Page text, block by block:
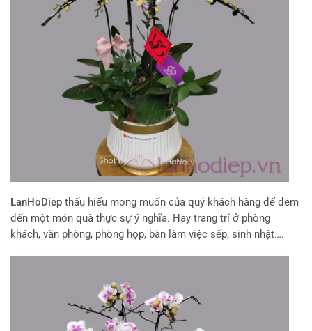
LanHoDiep thấu hiểu mong muốn của quý khách hàng để đem
đến một món quà thực sự ý nghĩa. Hay trang trí ở phòng
khách, văn phòng, phòng họp, bàn làm việc sếp, sinh nhật….